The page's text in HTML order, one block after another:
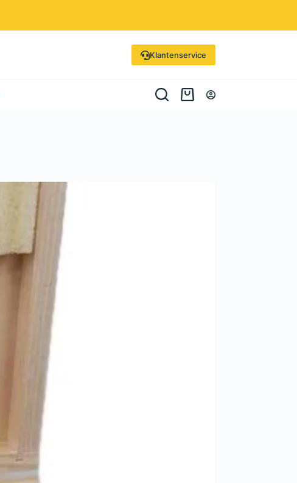
Klantenservice